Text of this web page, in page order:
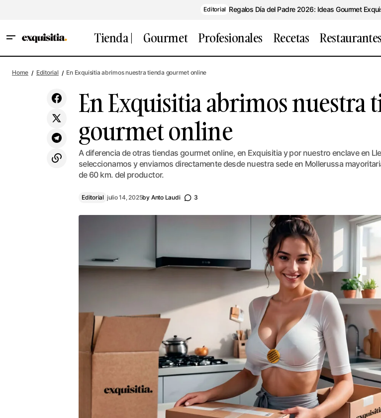
Editorial Regalos Día del Padre 2026: Ideas Gourmet
Tienda | Gourmet Profesionales Recetas Restaurantes
Silvia Luengo y el diseño de su logo
Home Editorial En Exquisitia abrimos nuestra tienda gourmet online
En Exquisitia abrimos nuestra
gourmet online
A diferencia de otras tiendas gourmet online, en Exquisitia y por nuestro enclave en
seleccionamos y enviamos directamente desde nuestra sede en Mollerussa
de 60 km. del productor.
Editorial julio 14, 2025by Anto Laudi 3